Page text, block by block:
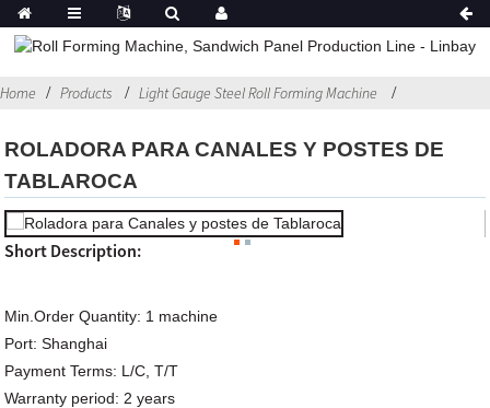
Home Products Light Gauge Steel Roll Forming Machine
ROLADORA PARA CANALES Y POSTES DE
TABLAROCA
Short Description:
Min.Order Quantity: 1 machine
Port:Shanghai
Payment Terms: L/C, T/T
Warranty period: 2 years